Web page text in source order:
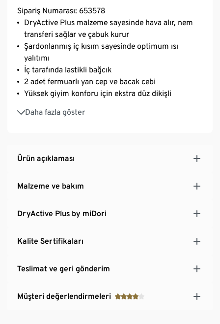
Sipariş Numarası: 653578
DryActive Plus malzeme sayesinde hava alır, nem
transferi sağlar ve çabuk kurur
Şardonlanmış iç kısım sayesinde optimum ısı
yalıtımı
İç tarafında lastikli bağcık
2 adet fermuarlı yan cep ve bacak cebi
Yüksek giyim konforu için ekstra düz dikişli
Daha fazla göster
Arka bel bandında fermuarlı cep
Elastanlı: formunu korur, tam hareket özgürlüğü
Ürün açıklaması
Malzeme ve bakım
DryActive Plus by miDori
Kalite Sertifikaları
Teslimat ve geri gönderim
Müşteri değerlendirmeleri